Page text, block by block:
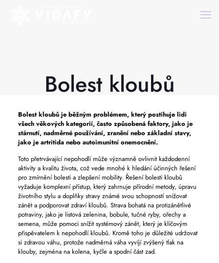
Bolest kloubů
Bolest kloubůje běžným problémem, který postihuje lidi
všech věkových kategorií, často způsobená faktory, jako je
stárnutí, nadměrné používání, zranění nebo základní stavy,
jako je artritida nebo autoimunitní onemocnění.
Toto přetrvávající nepohodlí může významně ovlivnit každodenní
aktivity a kvalitu života, což vede mnohé k hledání účinných řešení
pro zmírnění bolesti a zlepšení mobility. Řešení bolesti kloubů
vyžaduje komplexní přístup, který zahrnuje přírodní metody, úpravu
životního stylu a doplňky stravy známé svou schopností snižovat
zánět a podporovat zdraví kloubů. Strava bohatá na protizánětlivé
potraviny, jako je listová zelenina, bobule, tučné ryby, ořechy a
semena, může pomoci snížit systémový zánět, který je klíčovým
přispěvatelem k nepohodlí kloubů. Kromě toho je důležité udržovat
si zdravou váhu, protože nadměrná váha vyvíjí zvýšený tlak na
klouby, zejména na kolena, kyčle a spodní část zad.